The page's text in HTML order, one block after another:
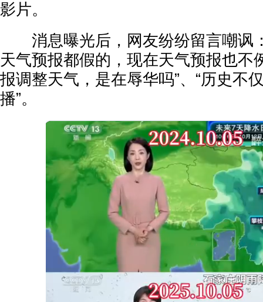
影片。
消息曝光后，网友纷纷留言嘲讽
天气预报都假的，现在天气预报也不
报调整天气，是在辱华吗”、“历史不
播”。